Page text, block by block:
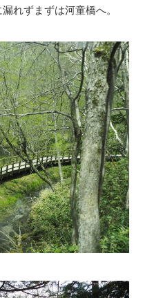
れずまずは河童橋へ。